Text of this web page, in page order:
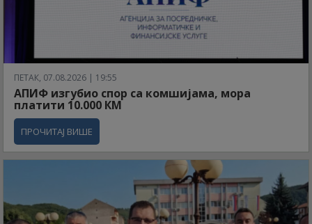
ПЕТАК, 07.08.2026 | 19:55
АПИФ изгубио спор са комшијама, мора
платити 10.000 КМ
ПРОЧИТАЈ ВИШЕ